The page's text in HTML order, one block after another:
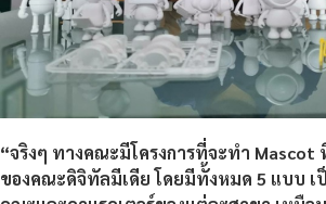
“จริงๆ ทางคณะมีโครงการที่จะทำ Mascot
ของคณะดิจิทัลมีเดีย โดยมีทั้งหมด 5 แบบ เ